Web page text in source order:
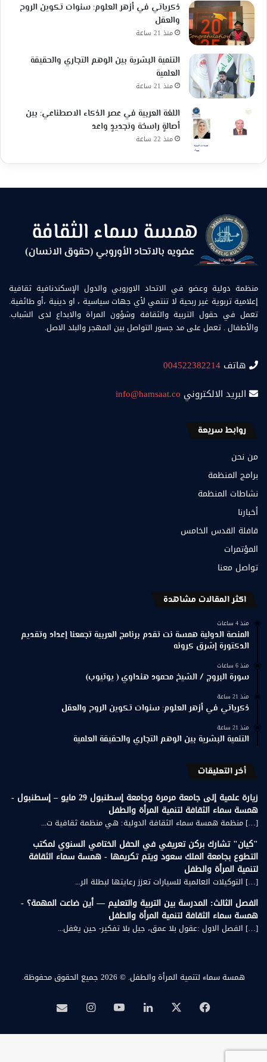
ذكرياتي في أزهر العلوم: سنوات تكوين الروح
والعقل
منذ 21 ساعة
التنمية البشرية بين الوهم التجاري والحقيقة
العلمية
منذ 21 ساعة
اللغة العربية في عصر الذكاء الاصطناعي: بين
أصالةٍ راسخة وتجديدٍ واعد
منذ 22 ساعة
منظمة دولية وعضو في الاتحاد الاوروبي والدول الإسكندنافية ثقافية
إعلامية تربوية غير ربحية لا تنتمي لأي جهات سياسية ، او دينية ،أو طائفية.
تعمل في حقول التربية والثقافة وشؤون المراة والابداع لدى الشباب.
والأطفال . تعمل على مد جسور التواصل بين المهجر والبلد الاصل.
هاتف 004522382214
البريد الالكتروني info@hamsaat.co
روابط سريعة
من نحن
برامج المنظمة
نشاطات المنظمة
أخبارنا
قافلة القدس الخامس
المؤتمرات
تواصل معنا
اكثر المقالات مشاهدة
منذ 4 ساعات
المنصة الدولية همسة نت تقدم برنامج العربية تجمعنا إعداد وتقديم
الدكتورة إشرق كرونه
منذ 6 ساعات
سورة البروج / الشيخ محمود هنداوي ( يوتيوب)
منذ 21 ساعة
ذكرياتي في أزهر العلوم: سنوات تكوين الروح والعقل
منذ 21 ساعة
التنمية البشرية بين الوهم التجاري والحقيقة العلمية
أخر التعليقات
زيارة علمية إلى جامعة مرمرة وجامعة إسطنبول 29 مايو – إسطنبول -
همسة سماء الثقافة لتنمية المرأة والطفل
[…] منظمة همسة سماء الثقافة الدولية: هي منظمة ثقافية ت...
"كيان" تشارك بركن تعريفي في الحفل الختامي السنوي لمكتب
التطوع بجامعة الملك سعود ويتم تكريمها - همسة سماء الثقافة
لتنمية المرأة والطفل
[…] التوكيلات العالمية للسيارات تعزز رعايتها لبطلة الر...
الفصل الثالث: المدرسة بين التربية والتعليم — أين ضاعت المهمة؟ -
همسة سماء الثقافة لتنمية المرأة والطفل
[…] الفصل الاول :عقول بلا عمق، جيل بلا تفكير- حين يغفل...
همسة سماء لتنمية المرأة والطفل. © 2026 جميع الحقوق محفوظة.
فيسبوك لينكدإن‫YouTubeانستقرامبريد
همسة